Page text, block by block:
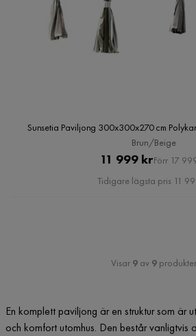
Sunsetia Paviljong 300x300x270 cm
Brun/Beige
Pris
11 999 krOriginal
Pris
Förr 17
Tidigare lägsta pris 11
Visar 9av 9produkter
En komplett paviljong är en struktur som är
och komfort utomhus. Den består vanligtvis